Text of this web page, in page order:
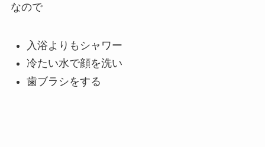
なので
入浴よりもシャワー
冷たい水で顔を洗い
歯ブラシをする